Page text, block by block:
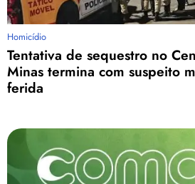
Homicídio
Tentativa de sequestro no
Minas termina com suspeito
ferida